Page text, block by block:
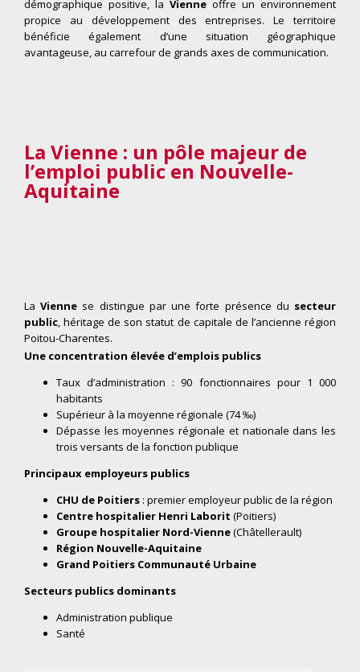
démographique positive, la Vienne offre un environnement
propice au développement des entreprises. Le territoire
bénéficie également d’une situation géographique
avantageuse, au carrefour de grands axes de communication.
La Vienne : un pôle majeur de
l’emploi public en Nouvelle-
Aquitaine
LaVienne se distingue par une forte présence du secteur
public, héritage de son statut de capitale de l’ancienne région
Poitou-Charentes.
Une concentration élevée d’emplois publics
Taux d’administration : 90 fonctionnaires pour 1 000
habitants
Supérieur à la moyenne régionale (74 ‰)
Dépasse les moyennes régionale et nationale dans les
trois versants de la fonction publique
Principaux employeurs publics
CHU de Poitiers : premier employeur public de la région
Centre hospitalier Henri Laborit (Poitiers)
Groupe hospitalier Nord-Vienne(Châtellerault)
Région Nouvelle-Aquitaine
Grand Poitiers Communauté Urbaine
Secteurs publics dominants
Administration publique
Santé